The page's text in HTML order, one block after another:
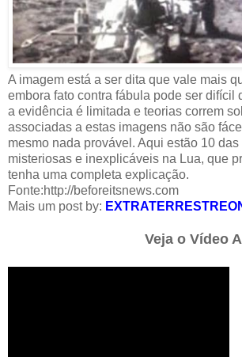
A imagem está a ser dita que vale mais
embora fato contra fábula pode ser difícil
a evidência é limitada e teorias correm
associadas a estas imagens não são
mesmo nada provável. Aqui estão 10 das
misteriosas e inexplicáveis na ​​Lua, que
tenha uma completa explicação.
Fonte:http://beforeitsnews.com
Mais um post by:
Veja o Vídeo